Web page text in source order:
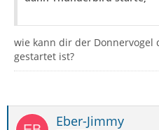
wie kann dir der Donnervogel
gestartet ist?
Eber-Jimmy